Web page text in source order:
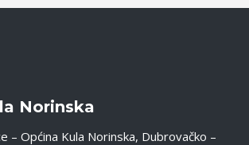
Norinska
– Općina Kula Norinska, Dubrovačko –